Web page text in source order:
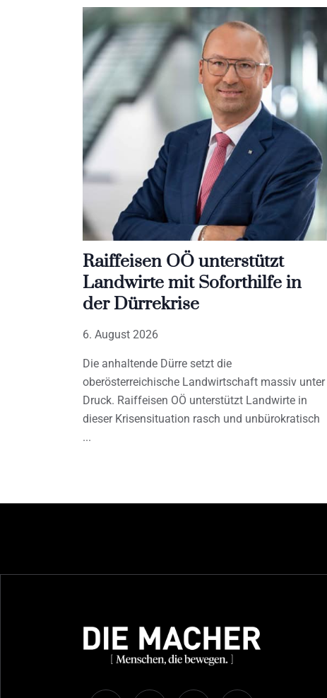
Raiffeisen OÖ unterstützt
Landwirte mit Soforthilfe in
der Dürrekrise
6. August 2026
Die anhaltende Dürre setzt die
oberösterreichische Landwirtschaft massiv unter
Druck. Raiffeisen OÖ unterstützt Landwirte in
dieser Krisensituation rasch und unbürokratisch